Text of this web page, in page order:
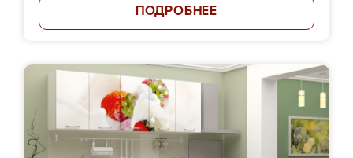
ПОДРОБНЕЕ